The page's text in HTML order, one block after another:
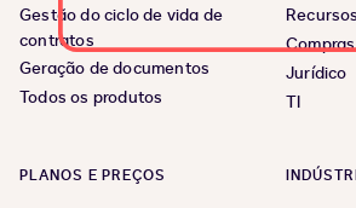
Gestão do ciclo de vida de
contratos
Geração de documentos
Todos os produtos
Compras
Jurídico
TI
PLANOS E PREÇOS